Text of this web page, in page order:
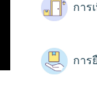
การ
การ